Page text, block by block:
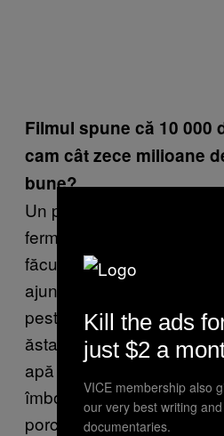
Filmul spune că 10 000
cam cât zece milioane
bune?
Un porc se cacă cât zece
fermele industriale sunt
făcută sită, ca să li se
ajung într-o lagună de
peste câmpurile din
ăsta toxic biodegradabil
apă şi prin sol
îmbolnăvind muncitorii,
porcii. Până la fermele
Kill the ads
just $2 a
VICE membership also
our very best writing
documentaries.